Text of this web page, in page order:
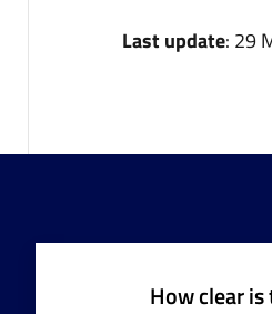
Last update: 29
How clear